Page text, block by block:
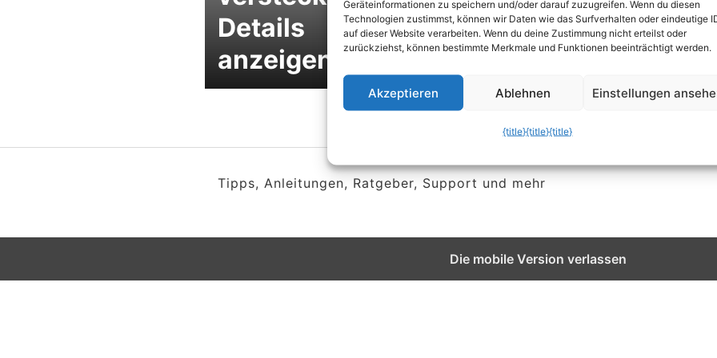
Details
anzeigen
Tipps, Anleitungen, Ratgeber, Support und mehr
Geräteinformationen zu speichern und/oder darauf zuzugreifen. Wenn du diesen
Technologien zustimmst, können wir Daten wie das Surfverhalten oder eindeutige
auf dieser Website verarbeiten. Wenn du deine Zustimmung nicht erteilst oder
zurückziehst, können bestimmte Merkmale und Funktionen beeinträchtigt werden.
Akzeptieren Ablehnen Einstellungen
{title}{title}{title}
Die mobile Version verlassen